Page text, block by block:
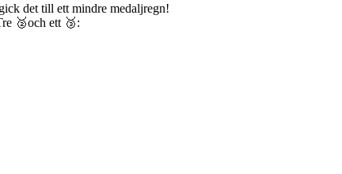
det till ett mindre medaljregn!
🥈och ett 🥉: